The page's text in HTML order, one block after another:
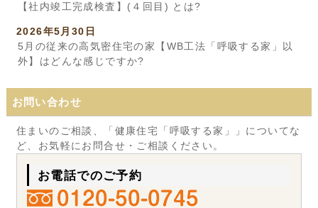
【社内竣工完成検査】(４回目) とは?
2026年5月30日
5月の従来の高気密住宅の家【WB工法「呼吸する家」以
外】はどんな感じですか?
お問い合わせ
住まいのご相談、「健康住宅「呼吸する家」」についてな
ど、お気軽にお問合せ・ご相談ください。
お電話でのご予約